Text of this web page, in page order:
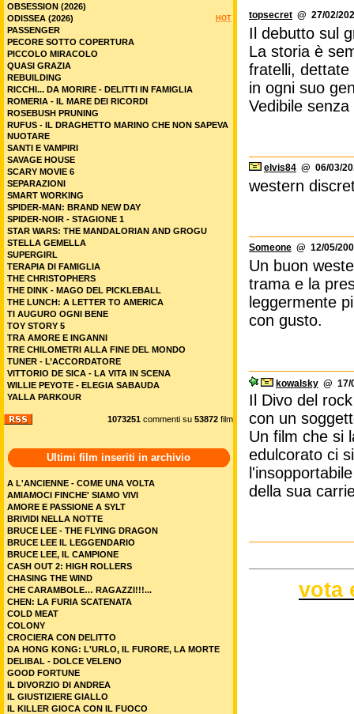
topsecret @ 27/02/
Il debutto sul
La storia è
fratelli, dettate
in ogni suo
Vedibile
elvis84 @ 06/03/
western
Someone @ 12/05/
Un buon
trama e la
leggermente
con gusto.
kowalsky @ 17/
Il Divo del
con un
Un film che si
edulcorato ci
della sua
vota
OBSESSION (2026)
HOT
ODISSEA (2026)
PASSENGER
PECORE SOTTO COPERTURA
PICCOLO MIRACOLO
QUASI GRAZIA
REBUILDING
RICCHI... DA MORIRE - DELITTI IN FAMIGLIA
ROMERIA - IL MARE DEI RICORDI
ROSEBUSH PRUNING
RUFUS - IL DRAGHETTO MARINO CHE NON SAPEVA
NUOTARE
SANTI E VAMPIRI
SAVAGE HOUSE
SCARY MOVIE 6
SEPARAZIONI
SMART WORKING
SPIDER-MAN: BRAND NEW DAY
SPIDER-NOIR - STAGIONE 1
STAR WARS: THE MANDALORIAN AND GROGU
STELLA GEMELLA
SUPERGIRL
TERAPIA DI FAMIGLIA
THE CHRISTOPHERS
THE DINK - MAGO DEL PICKLEBALL
THE LUNCH: A LETTER TO AMERICA
TI AUGURO OGNI BENE
TOY STORY 5
TRA AMORE E INGANNI
TRE CHILOMETRI ALLA FINE DEL MONDO
TUNER - L’ACCORDATORE
VITTORIO DE SICA - LA VITA IN SCENA
WILLIE PEYOTE - ELEGIA SABAUDA
YALLA PARKOUR
1073251 commenti su 53872 film
Ultimi film inseriti in archivio
A L'ANCIENNE - COME UNA VOLTA
AMIAMOCI FINCHE' SIAMO VIVI
AMORE E PASSIONE A SYLT
BRIVIDI NELLA NOTTE
BRUCE LEE - THE FLYING DRAGON
BRUCE LEE IL LEGGENDARIO
BRUCE LEE, IL CAMPIONE
CASH OUT 2: HIGH ROLLERS
CHASING THE WIND
CHE CARAMBOLE… RAGAZZI!!!...
CHEN: LA FURIA SCATENATA
COLD MEAT
COLONY
CROCIERA CON DELITTO
DA HONG KONG: L'URLO, IL FURORE, LA MORTE
DELIBAL - DOLCE VELENO
GOOD FORTUNE
IL DIVORZIO DI ANDREA
IL GIUSTIZIERE GIALLO
IL KILLER GIOCA CON IL FUOCO